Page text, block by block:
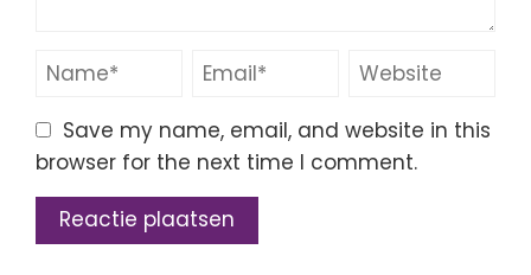
Save my name, email, and website in this
browser for the next time I comment.